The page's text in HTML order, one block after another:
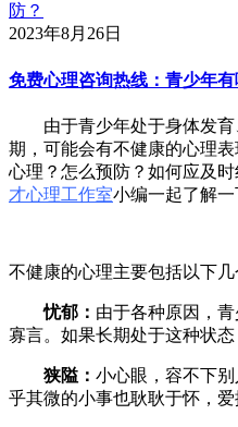
2023年8月26日
免费心理咨询热线：青少年
由于青少年处于身体发育
期，可能会有不健康的心理
心理？怎么预防？如何应及
才心理工作室小编一起了解一
不健康的心理主要包括以下几
忧郁： 由于各种原因，
寡言。如果长期处于这种状态
狭隘： 小心眼，容不下
乎其微的小事也耿耿于怀，爱